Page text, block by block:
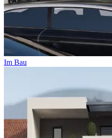
Im Bau